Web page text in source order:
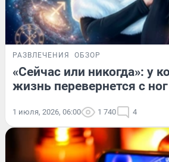
РАЗВЛЕЧЕНИЯ ОБЗОР
«Сейчас или никогда»: у
жизнь перевернется с
1 июля, 2026, 06:00 1 740 4